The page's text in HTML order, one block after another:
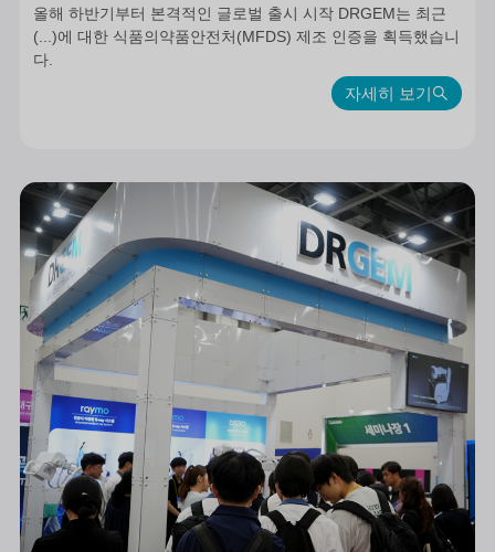
올해 하반기부터 본격적인 글로벌 출시 시작 DRGEM는 최근
(...)에 대한 식품의약품안전처(MFDS) 제조 인증을 획득했습니
다.
자세히 보기